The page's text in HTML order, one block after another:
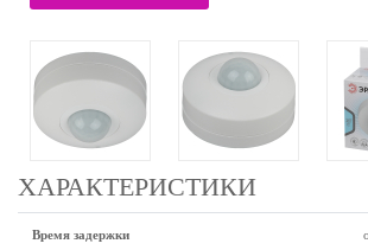
ХАРАКТЕРИСТИКИ
Время задержки